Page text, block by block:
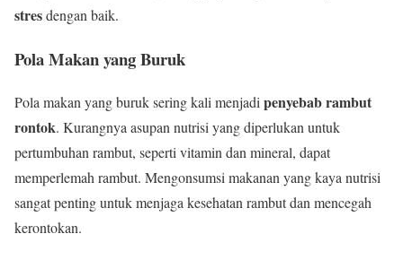
stresdengan baik.
Pola Makan yang Buruk
Pola makan yang buruk sering kali menjadipenyebab rambut
rontok. Kurangnya asupan nutrisi yang diperlukan untuk
pertumbuhan rambut, seperti vitamin dan mineral, dapat
memperlemah rambut. Mengonsumsi makanan yang kaya nutrisi
sangat penting untuk menjaga kesehatan rambut dan mencegah
kerontokan.